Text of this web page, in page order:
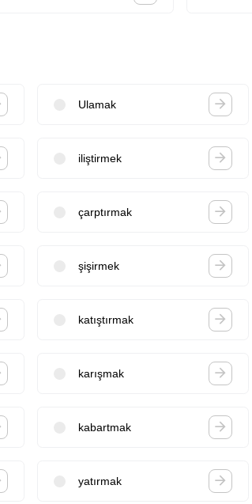
Ulamak
iliştirmek
çarptırmak
şişirmek
katıştırmak
karışmak
kabartmak
yatırmak